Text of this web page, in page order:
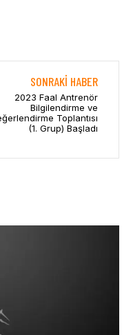
SONRAKI HABER
2023 Faal Antrenör
Bilgilendirme ve
Toplantısı
(1. Grup) Başladı